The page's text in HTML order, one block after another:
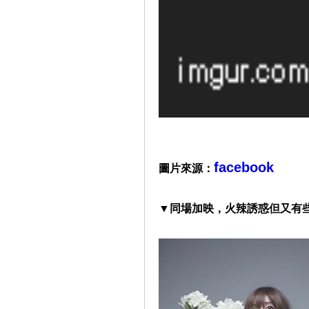
圖片來源： facebook
▼同場加映， 火辣誘惑但又有